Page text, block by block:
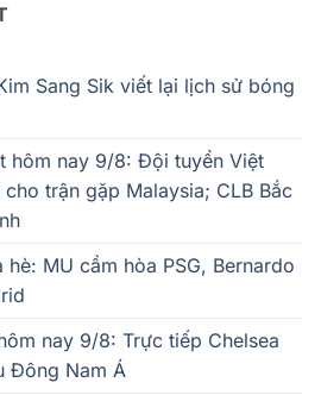
Sang Sik viết lại lịch sử bóng
hôm nay 9/8: Đội tuyển Việt
trận gặp Malaysia; CLB Bắc
MU cầm hòa PSG, Bernardo
nay 9/8: Trực tiếp Chelsea
Đông Nam Á